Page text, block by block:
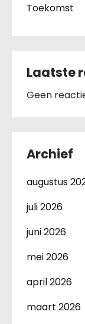
Toekomst
Laatste
Geen
Archief
augustus
juli 2026
juni 2026
mei 2026
april 2026
maart 2026